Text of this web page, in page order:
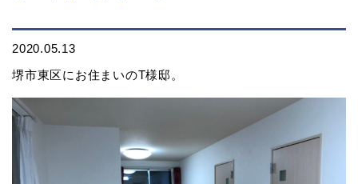
2020.05.13
堺市東区にお住まいのT様邸。